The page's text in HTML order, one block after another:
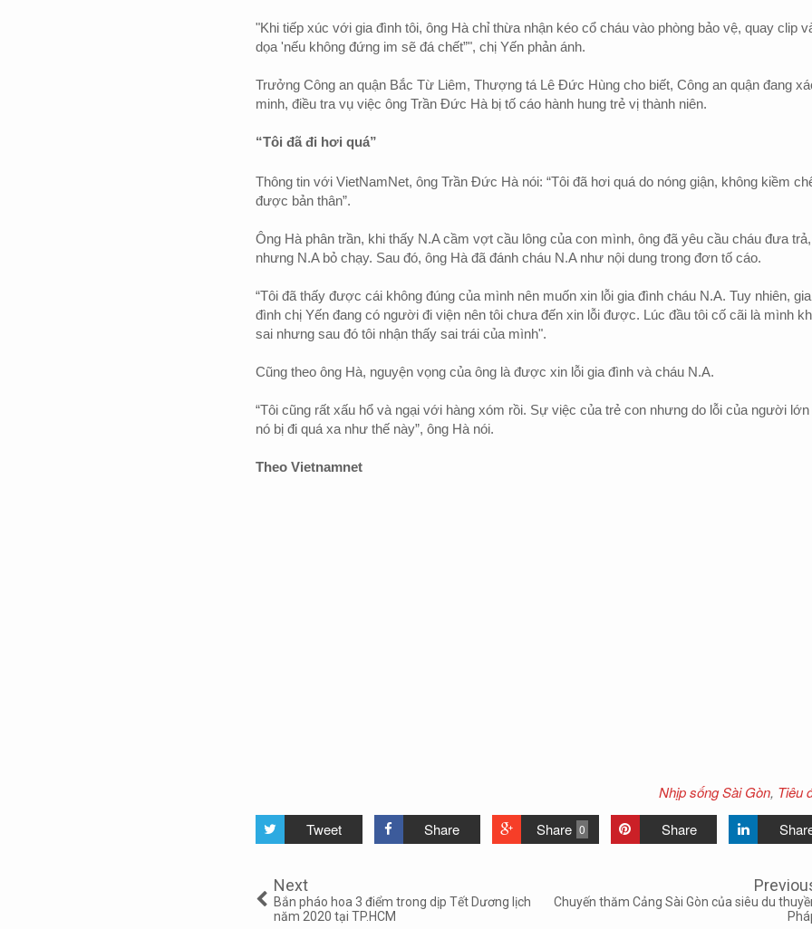
"Khi tiếp xúc với gia đình tôi, ông Hà chỉ thừa nhận kéo cổ cháu vào phòng bảo vệ, quay clip
dọa 'nếu không đứng im sẽ đá chết”", chị Yến phản ánh.
Trưởng Công an quận Bắc Từ Liêm, Thượng tá Lê Đức Hùng cho biết, Công an quận đang
minh, điều tra vụ việc ông Trần Đức Hà bị tố cáo hành hung trẻ vị thành niên.
“Tôi đã đi hơi quá”
Thông tin với VietNamNet, ông Trần Đức Hà nói: “Tôi đã hơi quá do nóng giận, không kiềm
được bản thân”.
Ông Hà phân trần, khi thấy N.A cầm vợt cầu lông của con mình, ông đã yêu cầu cháu đưa trả,
nhưng N.A bỏ chạy. Sau đó, ông Hà đã đánh cháu N.A như nội dung trong đơn tố cáo.
“Tôi đã thấy được cái không đúng của mình nên muốn xin lỗi gia đình cháu N.A. Tuy nhiên, gia
đình chị Yến đang có người đi viện nên tôi chưa đến xin lỗi được. Lúc đầu tôi cố cãi là mình
sai nhưng sau đó tôi nhận thấy sai trái của mình".
Cũng theo ông Hà, nguyện vọng của ông là được xin lỗi gia đình và cháu N.A.
“Tôi cũng rất xấu hổ và ngại với hàng xóm rồi. Sự việc của trẻ con nhưng do lỗi của người lớn
nó bị đi quá xa như thế này”, ông Hà nói.
Theo Vietnamnet
Nhịp sống Sài Gòn, Tiêu
Tweet
Share 0
Share Share
Next
Bắn pháo hoa 3 điểm trong dịp Tết Dương lịch
năm 2020 tại TP.HCM
Chuyến thăm Cảng Sài Gòn của siêu du